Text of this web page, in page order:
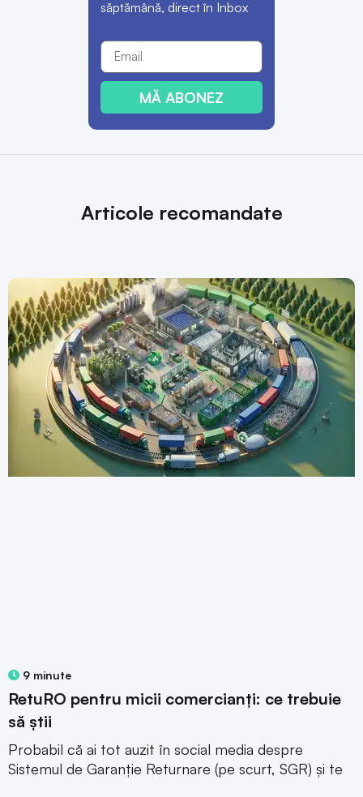
săptămână, direct în Inbox
MĂ ABONEZ
Articole recomandate
9 minute
RetuRO pentru micii comercianți: ce trebuie
să știi
Probabil că ai tot auzit în social media despre
Sistemul de Garanție Returnare (pe scurt, SGR) și te